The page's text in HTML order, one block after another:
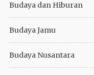
Budaya dan Hiburan
Budaya Jamu
Budaya Nusantara